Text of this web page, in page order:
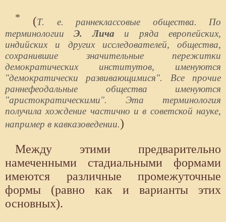
* (Т. е. раннеклассовые общества. По
терминологииЭ. Лича и ряда европейских,
индийских и других исследователей, общества,
сохранившие значительные пережитки
демократических институтов, именуются
"демократически развивающимися". Все прочие
раннефеодальные общества именуются
"аристократическими". Эта терминология
получила хождение частично и в советской науке,
например в кавказоведении.)
Между этими предварительно
намеченными стадиальными формами
имеются различные промежуточные
формы (равно как и варианты этих
основных).